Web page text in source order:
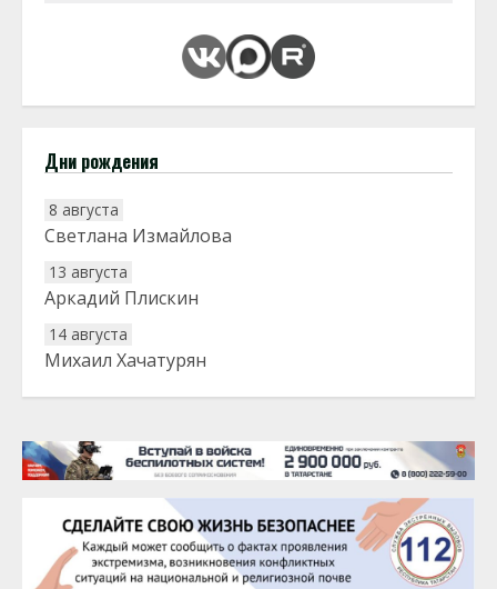
Дни рождения
8 августа
Светлана Измайлова
13 августа
Аркадий Плискин
14 августа
Михаил Хачатурян
20 августа
22 августа
Евгений Ефимов
25 августа
Сэсэгма Бубеева
28 августа